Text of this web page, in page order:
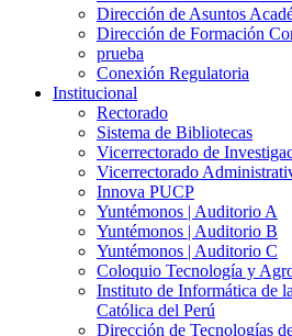
Dirección de Asuntos
Dirección de Formación
prueba
Conexión Regulatoria
Institucional
Rectorado
Sistema de Bibliotecas
Vicerrectorado de
Vicerrectorado
Innova PUCP
Yuntémonos | Auditorio A
Yuntémonos | Auditorio B
Yuntémonos | Auditorio C
Coloquio Tecnología y
Instituto de Informática de
Católica del Perú
Dirección de Tecnologías